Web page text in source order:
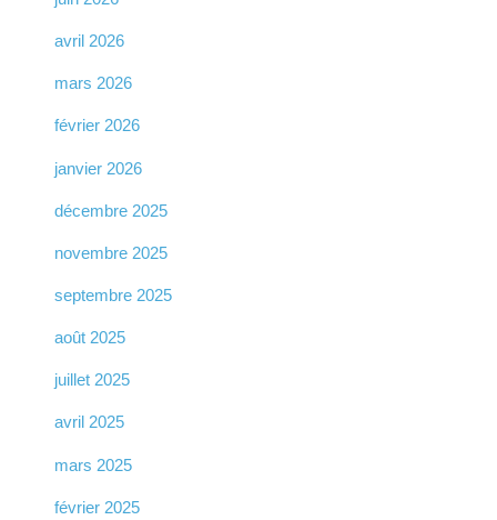
avril 2026
mars 2026
février 2026
janvier 2026
décembre 2025
novembre 2025
septembre 2025
août 2025
juillet 2025
avril 2025
mars 2025
février 2025